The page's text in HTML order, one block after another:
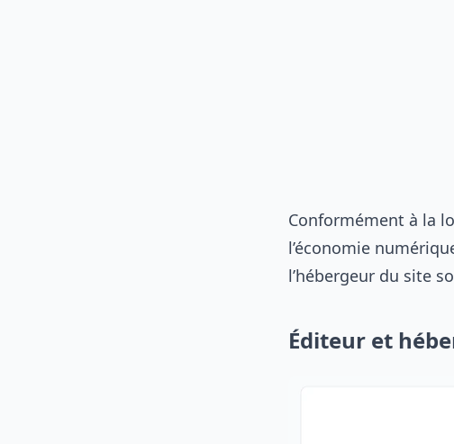
Conformément à la
l’économie
l’hébergeur du site
Éditeur et